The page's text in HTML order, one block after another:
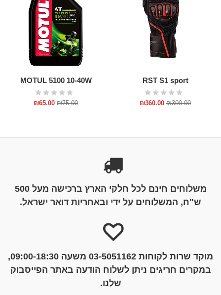
RST S1 sport
₪390.00
₪360.00
MOTUL 5100 10-40W
₪75.00
₪65.00
משלוחים חינם לכל חלקי הארץ ברכישה מעל 500
ש"ח, המשלוחים על ידי ובאחריות דואר ישראל.
מוקד שרות לקוחות 03-5051162 משעה 09:00-18:30,
במקרים חריגים ניתן לשלוח הודעה באתר הפייסבוק
שלנו.